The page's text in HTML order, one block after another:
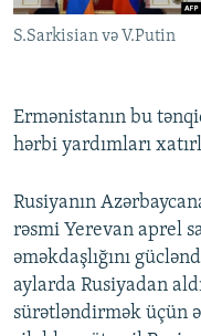
S.Sarkisian və V.Putin
Ermənistanın bu
hərbi yardımları
Rusiyanın
rəsmi Yerevan aprel
əməkdaşlığını
aylarda Rusiyadan
sürətləndirmək üçün